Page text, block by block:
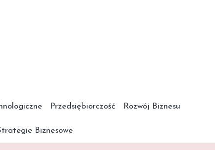
Przedsiębiorczość Rozwój Biznesu
Biznesowe